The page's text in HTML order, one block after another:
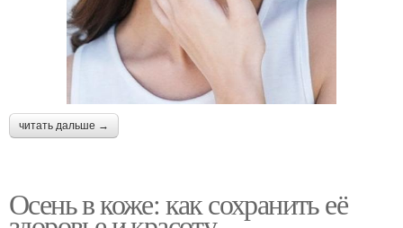
читать дальше →
Осень в коже: как сохранить её